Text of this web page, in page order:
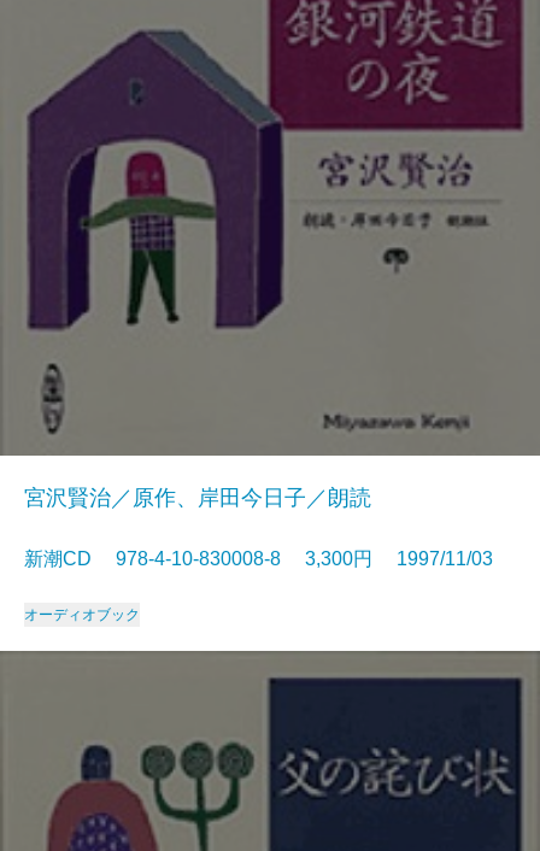
宮沢賢治／原作、岸田今日子／朗読
新潮CD 978-4-10-830008-8 3,300円 1997/11/03
オーディオブック